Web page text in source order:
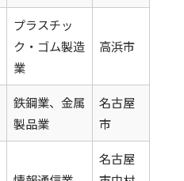
プラスチッ
ク・ゴム製造
業
高浜市
鉄鋼業、金属
製品業
名古屋
市
名古屋